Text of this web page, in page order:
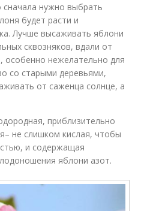
нужно выбрать
будет расти и
Лучше высаживать яблони
сквозняков, вдали от
особенно нежелательно для
со старыми деревьями,
от саженца солнце, а
приблизительно
не слишком кислая, чтобы
и содержащая
яблони азот.